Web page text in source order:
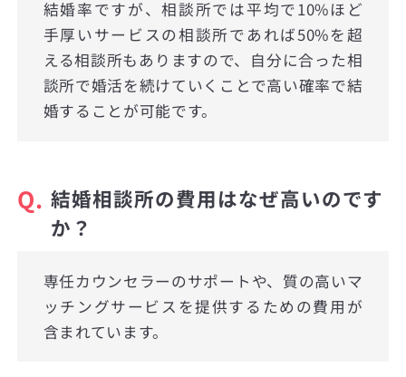
結婚率ですが、相談所では平均で10%ほど
手厚いサービスの相談所であれば50%を超
える相談所もありますので、自分に合った相
談所で婚活を続けていくことで高い確率で結
婚することが可能です。
Q. 結婚相談所の費用はなぜ高いのです
か？
専任カウンセラーのサポートや、質の高いマ
ッチングサービスを提供するための費用が
含まれています。